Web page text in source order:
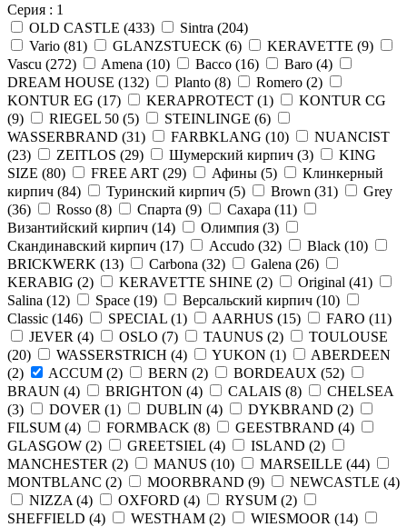
Серия : 1
OLD CASTLE (433) Sintra (204)
Vario (81) GLANZSTUECK (6) KERAVETTE (9)
Vascu (272) Amena (10) Bacco (16) Baro (4)
DREAM HOUSE (132) Planto (8) Romero (2)
KONTUR EG (17) KERAPROTECT (1)
KONTUR СG
(9) RIEGEL 50 (5) STEINLINGE (6)
WASSERBRAND (31) FARBKLANG (10)
NUANCIST
(23) ZEITLOS (29) Шумерский кирпич (3)
KING
SIZE (80) FREE ART (29) Афины (5)
Клинкерный
кирпич (84) Туринский кирпич (5) Brown (31)
Grey
(36) Rosso (8) Спарта (9) Сахара (11)
Византийский кирпич (14) Олимпия (3)
Скандинавский кирпич (17) Accudo (32) Black (10)
BRICKWERK (13) Carbona (32) Galena (26)
KERABIG (2) KERAVETTE SHINE (2) Original (41)
Salina (12) Space (19) Версальский кирпич (10)
Classic (146) SPECIAL (1) AARHUS (15) FARO (11)
JEVER (4) OSLO (7) TAUNUS (2)
TOULOUSE
(20) WASSERSTRICH (4) YUKON (1)
ABERDEEN
(2) ACCUM (2) BERN (2) BORDEAUX (52)
BRAUN (4) BRIGHTON (4) CALAIS (8)
CHELSEA
(3) DOVER (1) DUBLIN (4) DYKBRAND (2)
FILSUM (4) FORMBACK (8) GEESTBRAND (4)
GLASGOW (2) GREETSIEL (4) ISLAND (2)
MANCHESTER (2) MANUS (10) MARSEILLE (44)
MONTBLANC (2) MOORBRAND (9) NEWCASTLE (4)
NIZZA (4) OXFORD (4) RYSUM (2)
SHEFFIELD (4) WESTHAM (2) WIESMOOR (14)